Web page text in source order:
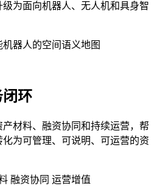
为面向机器人、无人机和具身智
环
材料、融资协同和持续运营，帮
为可管理、可说明、可运营的资
融资协同 运营增值